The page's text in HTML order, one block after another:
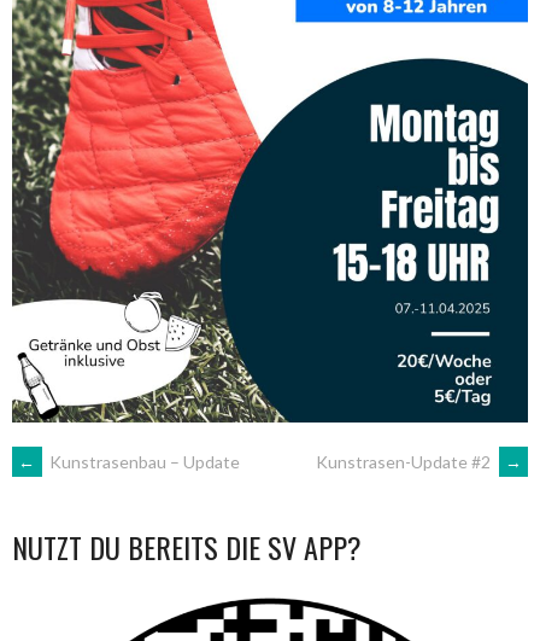
ARTIKEL-
NAVIGATION
← Kunstrasenbau – Update Kunstrasen-Update #2 →
NUTZT DU BEREITS DIE SV APP?